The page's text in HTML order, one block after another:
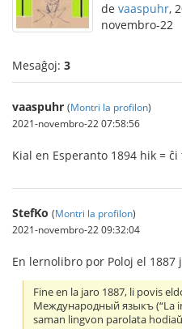
de vaaspuhr,
novembro-22
Mesaĝoj: 3
vaaspuhr (Montri la profilon)
2021-novembro-22 07:58:56
Kial en Esperanto 1894 hik =
StefKo (Montri la profilon)
2021-novembro-22 09:32:04
En lernolibro por Poloj el 1887
Fine en la jaro 1887, li povis
Международный языкъ (“La
saman lingvon parolata hodiaŭ